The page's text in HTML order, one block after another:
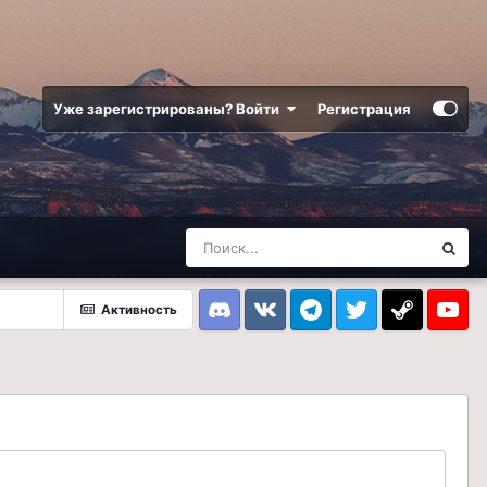
Уже зарегистрированы? Войти Регистрация
Активность
DiscordVK TelegramTwitter Steam